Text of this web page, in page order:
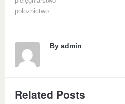
położnictwo
By admin
Related Posts